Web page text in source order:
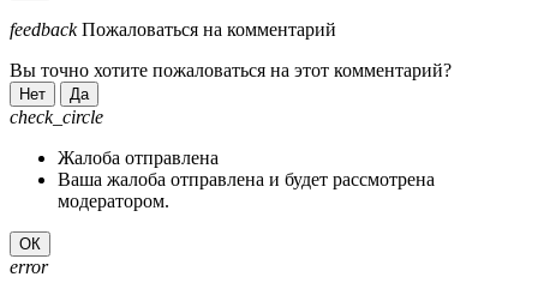
feedback Пожаловаться на комментарий
Вы точно хотите пожаловаться на этот комментарий?
Нет Да
check_circle
Жалоба отправлена
Ваша жалоба отправлена и будет рассмотрена
модератором.
ОК
error